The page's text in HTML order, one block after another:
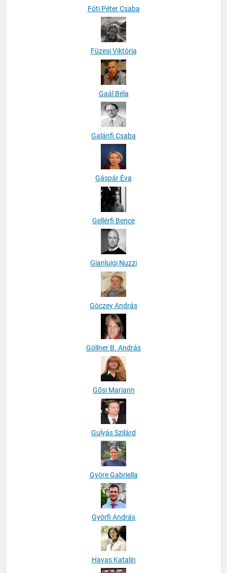
Fóti Péter Csaba
Füzesi Viktória
Gaál Béla
Galánfi Csaba
Gáspár Éva
Gellérfi Bence
Gianluigi Nuzzi
Göczey András
Göllner B. András
Gősi Mariann
Gulyás Szilárd
Györe Gabriella
Györfi András
Havas Katalin